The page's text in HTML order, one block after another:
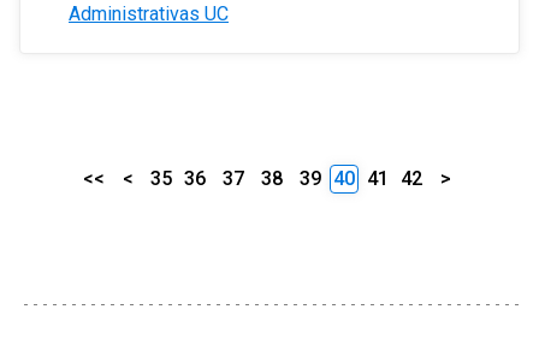
Administrativas UC
<< < 35 36 37 38 39 40 41 42 >